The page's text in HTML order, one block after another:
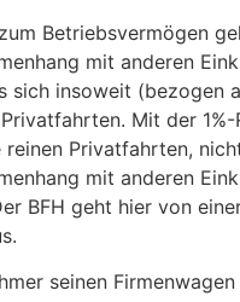
Betriebsvermögen
mit anderen
sich insoweit (bezogen
Mit der 1%-
reinen Privatfahrten,
mit anderen
BFH geht hier von
seinen